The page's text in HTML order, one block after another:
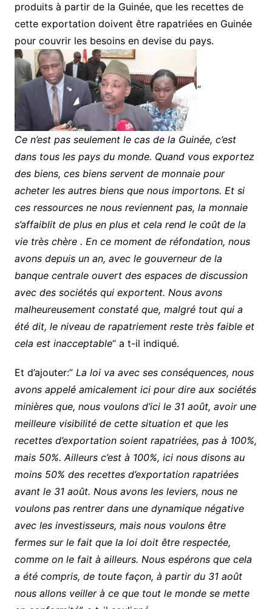
produits à partir de la Guinée, que les recettes de
cette exportation doivent être rapatriées en Guinée
pour couvrir les besoins en devise du pays.
“
Ce n’est pas seulement le cas de la Guinée, c’est
dans tous les pays du monde. Quand vous exportez
des biens, ces biens servent de monnaie pour
acheter les autres biens que nous importons. Et si
ces ressources ne nous reviennent pas, la monnaie
s’affaiblit de plus en plus et cela rend le coût de la
vie très chère . En ce moment de réfondation, nous
avons depuis un an, avec le gouverneur de la
banque centrale ouvert des espaces de discussion
avec des sociétés qui exportent. Nous avons
malheureusement constaté que, malgré tout qui a
été dit, le niveau de rapatriement reste très faible et
cela est inacceptable“ a t-il indiqué.
Et d’ajouter:” La loi va avec ses conséquences, nous
avons appelé amicalement ici pour dire aux sociétés
minières que, nous voulons d’ici le 31 août, avoir une
meilleure visibilité de cette situation et que les
recettes d’exportation soient rapatriées, pas à 100%,
mais 50%. Ailleurs c’est à 100%, ici nous disons au
moins 50% des recettes d’exportation rapatriées
avant le 31 août. Nous avons les leviers, nous ne
voulons pas rentrer dans une dynamique négative
avec les investisseurs, mais nous voulons être
fermes sur le fait que la loi doit être respectée,
comme on le fait à ailleurs. Nous espérons que cela
a été compris, de toute façon, à partir du 31 août
nous allons veiller à ce que tout le monde se mette